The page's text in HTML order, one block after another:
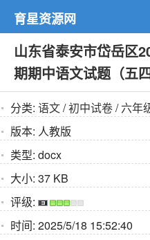
育星资源网
山东省泰安市岱岳区
期期中语文试题（五四
分类: 语文/初中试卷/六年
版本: 人教版
类型: docx
大小: 37 KB
评级:
时间: 2025/5/18 15:52:40